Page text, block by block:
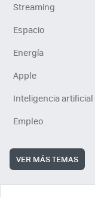
Streaming
Espacio
Energía
Apple
Inteligencia artificial
Empleo
VER MÁS TEMAS